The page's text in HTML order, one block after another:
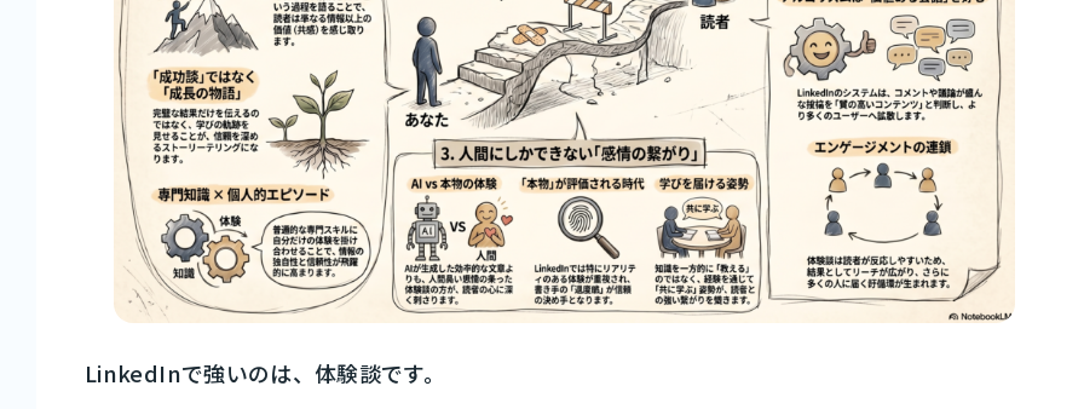
LinkedInで強いのは、体験談です。